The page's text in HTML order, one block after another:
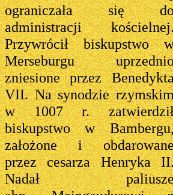
ograniczała się
administracji
Przywrócił biskupstwo
Merseburgu
zniesione przez
VII. Na synodzie
w 1007 r.
biskupstwo w
założone i
przez cesarza Henryka
Nadał